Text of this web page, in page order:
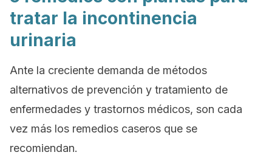
tratar la incontinencia
urinaria
Ante la creciente demanda de métodos
alternativos de prevención y tratamiento de
enfermedades y trastornos médicos, son cada
vez más los remedios caseros que se
recomiendan.